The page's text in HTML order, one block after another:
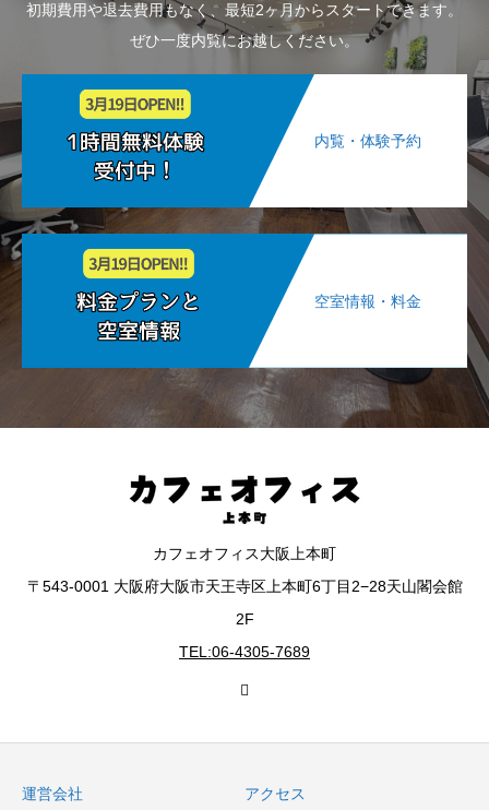
初期費用や退去費用もなく、最短2ヶ月からスタートできます。
ぜひ一度内覧にお越しください。
内覧・体験予約
空室情報・料金
カフェオフィス大阪上本町
〒543-0001 大阪府大阪市天王寺区上本町6丁目2−28天山閣会館
2F
TEL:06-4305-7689
運営会社 アクセス